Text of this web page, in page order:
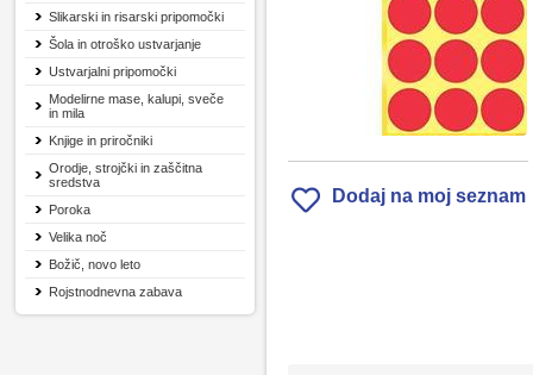
Slikarski in risarski pripomočki
Šola in otroško ustvarjanje
Ustvarjalni pripomočki
Modelirne mase, kalupi, sveče
in mila
Knjige in priročniki
Orodje, strojčki in zaščitna
sredstva
Poroka
Velika noč
Božič, novo leto
Rojstnodnevna zabava
Dodaj na moj seznam